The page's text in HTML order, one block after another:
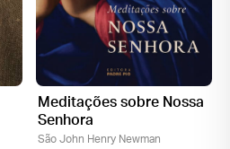
Meditações sobre Nossa
Senhora
São John Henry Newman